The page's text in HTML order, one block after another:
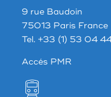
9 rue Baudoin
75013 Paris France
Tel. +33 (1) 53 04
Accés PMR